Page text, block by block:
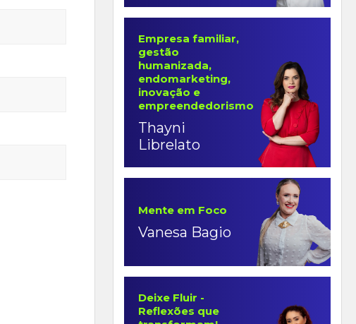
Empresa familiar,
gestão
humanizada,
endomarketing,
inovação e
empreendedorismo
Thayni
Librelato
Mente em Foco
Vanesa Bagio
Deixe Fluir -
Reflexões que